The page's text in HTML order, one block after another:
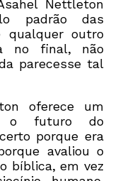
Nettleton
padrão das
qualquer outro
no final, não
parecesse tal
oferece um
o futuro do
porque era
avaliou o
bíblica, em vez